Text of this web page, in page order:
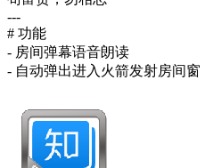
---
# 功能
- 房间弹幕语音朗读
- 自动弹出进入火箭发射房间窗